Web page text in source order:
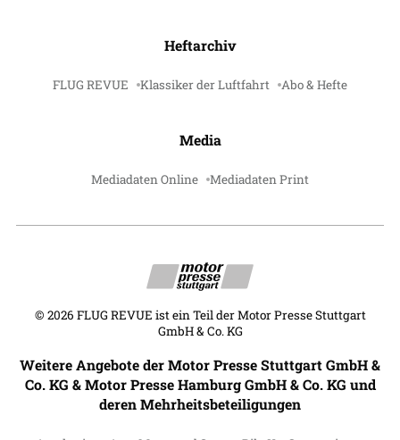
Heftarchiv
FLUG REVUE Klassiker der Luftfahrt Abo & Hefte
Media
Mediadaten Online Mediadaten Print
© 2026 FLUG REVUE ist ein Teil der Motor Presse Stuttgart
GmbH & Co. KG
Weitere Angebote der Motor Presse Stuttgart GmbH &
Co. KG & Motor Presse Hamburg GmbH & Co. KG und
deren Mehrheitsbeteiligungen